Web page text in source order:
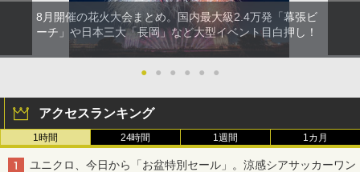
8月開催の花火大会まとめ。国内最大級2.4万発「幕張ビ
ーチ」や日本三大「長岡」など大型イベント目白押し！
● ● ● ● ● ●
アクセスランキング
1時間 24時間 1週間 1カ月
ユニクロ、今日から「お盆特別セール」。涼感シアサッカーワン